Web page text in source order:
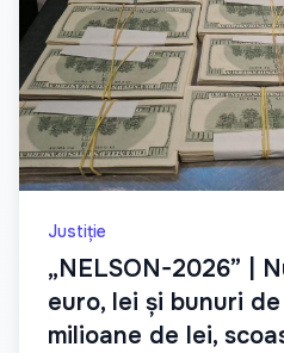
Justiție
„NELSON-2026” |
euro, lei și bunuri
milioane de lei,